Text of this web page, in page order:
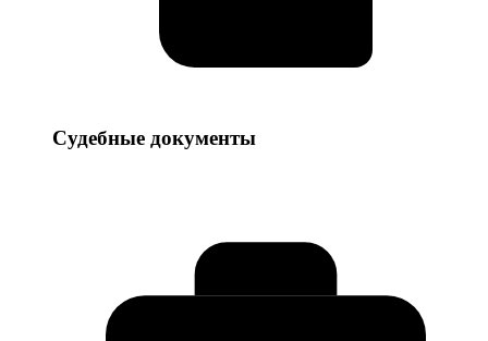
Судебные
Судебные документы